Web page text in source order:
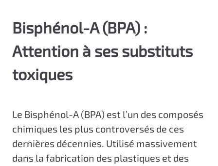
Bisphénol-A (BPA) :
Attention à ses substituts
toxiques
Le Bisphénol-A (BPA) est l’un des composés
chimiques les plus controversés de ces
dernières décennies. Utilisé massivement
dans la fabrication des plastiques et des